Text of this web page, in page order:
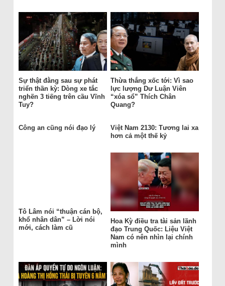
Sự thật đằng sau sự phát
triển thần kỳ: Dòng xe tắc
nghẽn 3 tiếng trên cầu Vĩnh
Tuy?
Thừa thắng xốc tới: Vì sao
lực lượng Dư Luận Viên
“xóa sổ” Thích Chân
Quang?
Công an cũng nói đạo lý
Việt Nam 2130: Tương lai xa
hơn cả một thế kỷ
Tô Lâm nói “thuận cán bộ,
khổ nhân dân” – Lời nói
mới, cách làm cũ
Hoa Kỳ điều tra tài sản lãnh
đạo Trung Quốc: Liệu Việt
Nam có nên nhìn lại chính
mình